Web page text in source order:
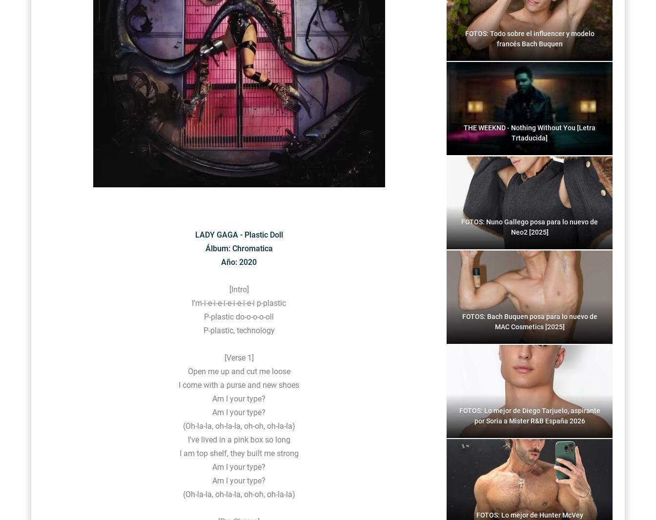
LADY GAGA - Plastic Doll
Álbum: Chromatica
Año: 2020
[Intro]
I'm-i-e-i-e-i-e-i-e-i-e-i p-plastic
P-plastic do-o-o-o-oll
P-plastic, technology
[Verse 1]
Open me up and cut me loose
I come with a purse and new shoes
Am I your type?
Am I your type?
(Oh-la-la, oh-la-la, oh-oh, oh-la-la)
I've lived in a pink box so long
I am top shelf, they built me strong
Am I your type?
Am I your type?
(Oh-la-la, oh-la-la, oh-oh, oh-la-la)
FOTOS: Todo sobre el influencer y modelo
francés Bach Buquen
THE WEEKND - Nothing Without You [Letra
Trtaducida]
FOTOS: Nuno Gallego posa para lo nuevo de
Neo2 [2025]
FOTOS: Bach Buquen posa para lo nuevo de
MAC Cosmetics [2025]
FOTOS: Lo mejor de Diego Tarjuelo, aspirante
por Soria a Mister R&B España 2026
FOTOS: Lo mejor de Hunter McVey